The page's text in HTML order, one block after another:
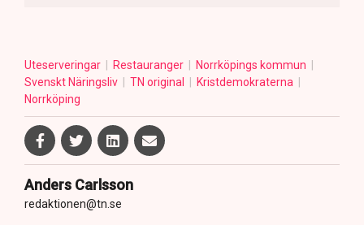
Uteserveringar Restauranger
Norrköpings kommun
Svenskt Näringsliv
TN original
Kristdemokraterna
Norrköping
Anders Carlsson
redaktionen@tn.se